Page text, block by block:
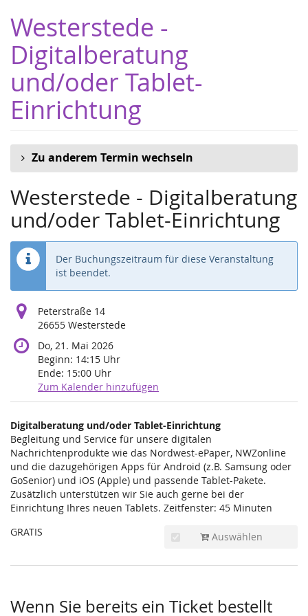
Haupt-
Inhalt
springen
Westerstede -
Digitalberatung
und/oder Tablet-
Einrichtung
Zu anderem Termin wechseln
Westerstede - Digitalberatung
und/oder Tablet-Einrichtung
Der Buchungszeitraum für diese Veranstaltung
ist beendet.
Peterstraße 14
26655 Westerstede
Do, 21. Mai 2026
Beginn: 14:15 Uhr
Ende: 15:00 Uhr
Zum Kalender hinzufügen
Produkte
Unkategorisierte
Produkte
Digitalberatung und/oder Tablet-Einrichtung
Begleitung und Service für unsere digitalen
Nachrichtenprodukte wie das Nordwest-ePaper, NWZonline
und die dazugehörigen Apps für Android (z.B. Samsung oder
GoSenior) und iOS (Apple) und passende Tablet-Pakete.
Zusätzlich unterstützen wir Sie auch gerne bei der
Einrichtung Ihres neuen Tablets. Zeitfenster: 45 Minuten
GRATIS
Auswählen
Wenn Sie bereits ein Ticket bestellt